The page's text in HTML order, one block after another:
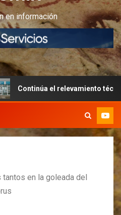
en información
el relevamiento técnico en Perito
tantos en la goleada del